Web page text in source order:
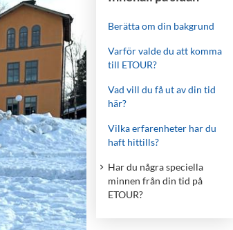
Berätta om din bakgrund
Varför valde du att komma
till ETOUR?
Vad vill du få ut av din tid
här?
Vilka erfarenheter har du
haft hittills?
Har du några speciella
minnen från din tid på
ETOUR?